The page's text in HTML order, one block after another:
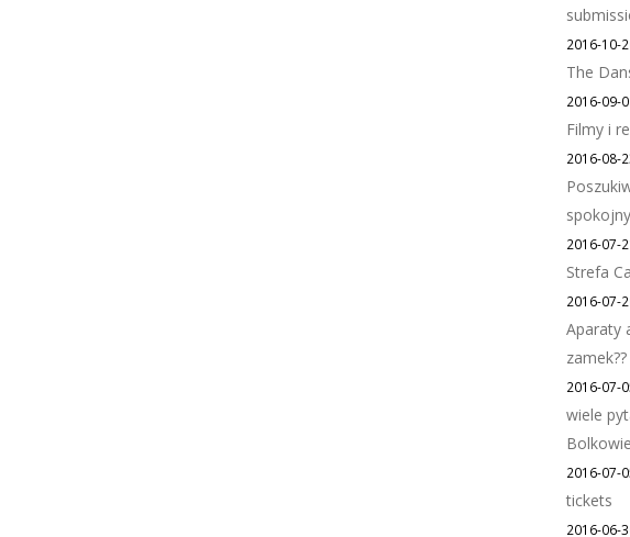
2016-10-
The
2016-09-
Filmy i
2016-08-
2016-07-
Strefa
2016-07-
Aparaty
zamek??
2016-07-
wiele
Bolkowie
2016-07-
tickets
2016-06-